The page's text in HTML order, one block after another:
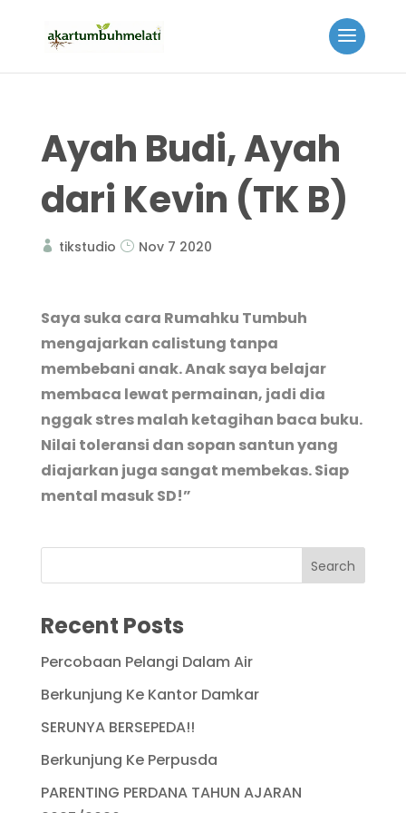
Ayah Budi, Ayah
dari Kevin (TK B)
tikstudio Nov 7 2020
Saya suka cara Rumahku Tumbuh
mengajarkan calistung tanpa
membebani anak. Anak saya belajar
membaca lewat permainan, jadi dia
nggak stres malah ketagihan baca buku.
Nilai toleransi dan sopan santun yang
diajarkan juga sangat membekas. Siap
mental masuk SD!”
Recent Posts
Percobaan Pelangi Dalam Air
Berkunjung Ke Kantor Damkar
SERUNYA BERSEPEDA!!
Berkunjung Ke Perpusda
PARENTING PERDANA TAHUN AJARAN